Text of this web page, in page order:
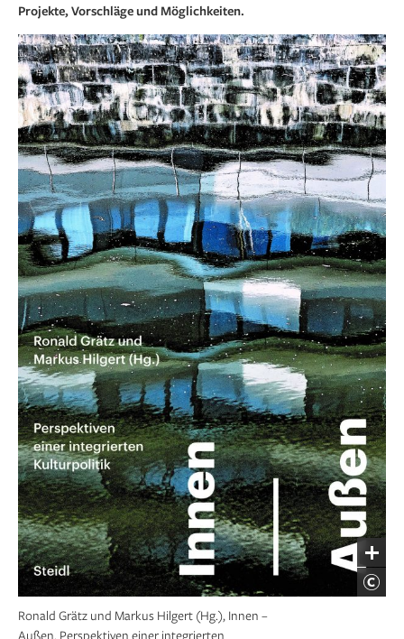
Projekte, Vorschläge und Möglichkeiten.
Ronald Grätz und Markus Hilgert (Hg.), Innen –
Außen. Perspektiven einer integrierten